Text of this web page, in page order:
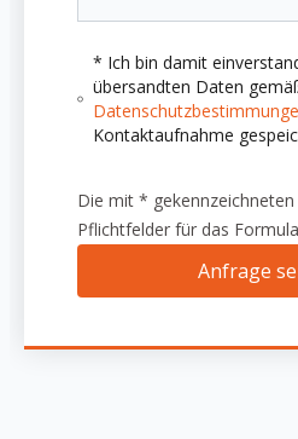
* Ich bin damit
übersandten Daten
Kontaktaufnahme
Die mit * gekennzeichneten
Pflichtfelder für das
Anfrage